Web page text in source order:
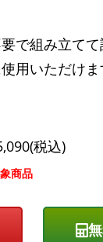
で組み立て
用いただけま
税込)
商品